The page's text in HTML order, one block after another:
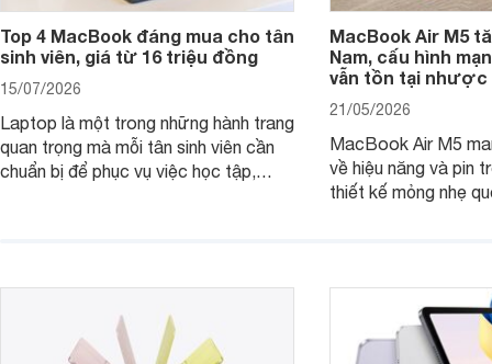
Top 4 MacBook đáng mua cho tân
sinh viên, giá từ 16 triệu đồng
15/07/2026
Laptop là một trong những hành trang
quan trọng mà mỗi tân sinh viên cần
chuẩn bị để phục vụ việc học tập,
MacBook đáng cân nhắc dành cho
MacBook Air M5
Nam, cấu hình
vẫn tồn tại nhược
21/05/2026
MacBook Air M5
về hiệu năng và pin
thiết kế mỏng nhẹ